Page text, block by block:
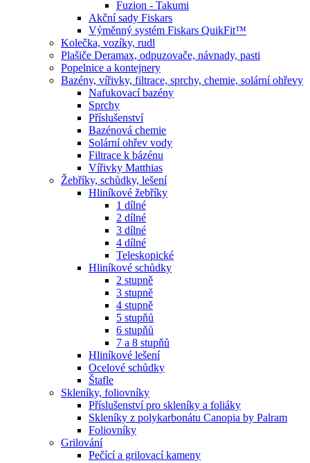
Fuzion - Takumi
Akční sady Fiskars
Výměnný systém Fiskars QuikFit™
Kolečka, vozíky, rudl
Plašiče Deramax, odpuzovače, návnady, pasti
Popelnice a kontejnery
Bazény, vířivky, filtrace, sprchy, chemie, solární ohřevy
Nafukovací bazény
Sprchy
Příslušenství
Bazénová chemie
Solární ohřev vody
Filtrace k bázénu
Vířivky Matthias
Žebříky, schůdky, lešení
Hliníkové žebříky
1 dílné
2 dílné
3 dílné
4 dílné
Teleskopické
Hliníkové schůdky
2 stupně
3 stupně
4 stupně
5 stupňů
6 stupňů
7 a 8 stupňů
Hliníkové lešení
Ocelové schůdky
Štafle
Skleníky, foliovníky
Příslušenství pro skleníky a foliáky
Skleníky z polykarbonátu Canopia by Palram
Foliovníky
Grilování
Pečící a grilovací kameny